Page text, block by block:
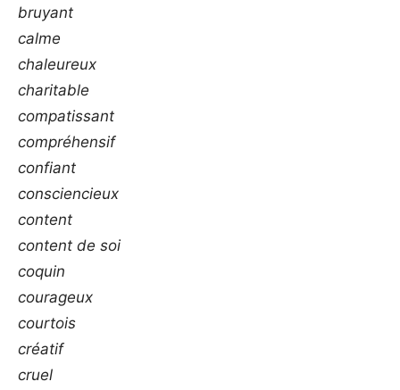
bruyant
calme
chaleureux
charitable
compatissant
compréhensif
confiant
consciencieux
content
content de soi
coquin
courageux
courtois
créatif
cruel